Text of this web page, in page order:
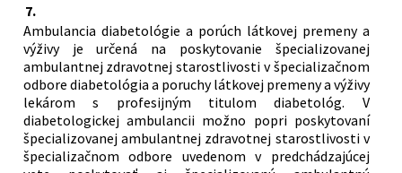
7.
Ambulancia diabetológie a porúch látkovej premeny a
výživy je určená na poskytovanie špecializovanej
ambulantnej zdravotnej starostlivosti v špecializačnom
odbore diabetológia a poruchy látkovej premeny a výživy
lekárom s profesijným titulom diabetológ. V
diabetologickej ambulancii možno popri poskytovaní
špecializovanej ambulantnej zdravotnej starostlivosti v
špecializačnom odbore uvedenom v predchádzajúcej